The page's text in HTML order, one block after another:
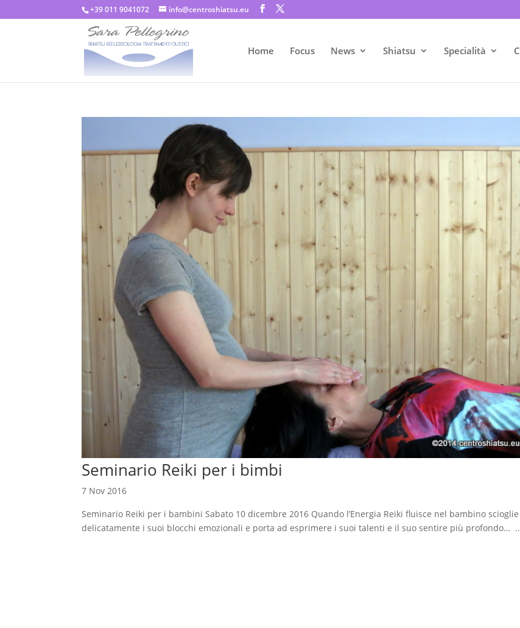
+39 011 9041072 info@centroshiatsu.eu
Home Focus News Shiatsu Specialità
Seminario Reiki per i bimbi
7 Nov 2016
Seminario Reiki per i bambini Sabato 10 dicembre 2016 Quando l’Energia Reiki fluisce nel bambino scioglie
delicatamente i suoi blocchi emozionali e porta ad esprimere i suoi talenti e il suo sentire più profondo…